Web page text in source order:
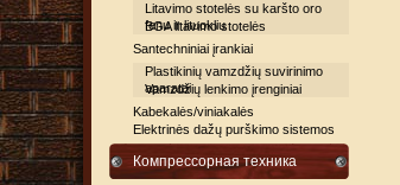
Litavimo stotelės su karšto oro
fenu ir lituokliu
BGA litavimo stotelės
Santechniniai įrankiai
Plastikinių vamzdžių suvirinimo
aparatai
Vamzdžių lenkimo įrenginiai
Kabekalės/viniakalės
Elektrinės dažų purškimo sistemos
Компрессорная техника